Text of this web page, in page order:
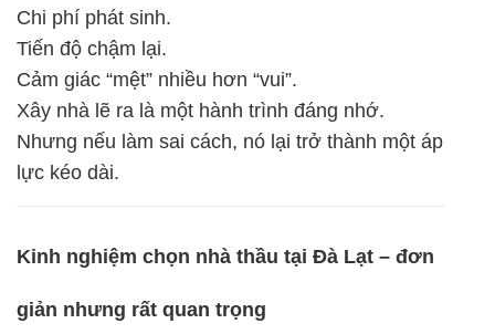
Chi phí phát sinh.
Tiến độ chậm lại.
Cảm giác “mệt” nhiều hơn “vui”.
Xây nhà lẽ ra là một hành trình đáng nhớ.
Nhưng nếu làm sai cách, nó lại trở thành một áp
lực kéo dài.
Kinh nghiệm chọn nhà thầu tại Đà Lạt – đơn
giản nhưng rất quan trọng